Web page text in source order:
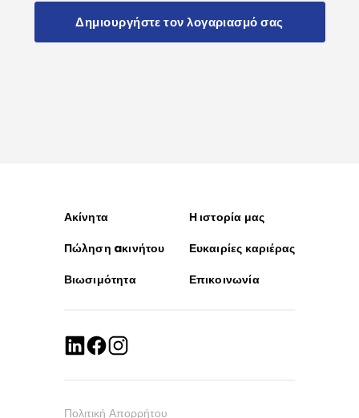
Δημιουργήστε τον λογαριασμό σας
Ακίνητα
Η ιστορία μας
Πώληση aκινήτου
Ευκαιρίες καριέρας
Βιωσιμότητα
Επικοινωνία
Πολιτική Απορρήτου